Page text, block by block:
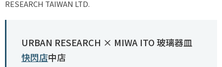
RESEARCH TAIWAN LTD.
URBAN RESEARCH × MIWA ITO 玻璃器皿
快閃店中店